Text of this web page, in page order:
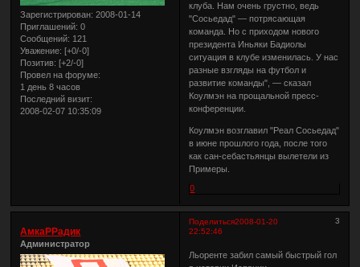
Зарегистрирован: 2008-01-14
Приглашений: 0
Сообщений: 121
Уважение: [+0/-0]
Позитив: [+2/-0]
Провел на форуме:
1 день 8 часов
Последний визит:
2008-02-07 10:35:09
клуба. Нам очень грустно, ведь
"Сосьедад" — потрясающая
команда. Но с приходом нового
президента Иньяки Бадиолы
ситуация в клубе изменилась. У нас
разные взгляды на футбол и
развитие команды", — сказал
Коулмэн на прощальной пресс-
конференции.
Коулмэн возглавил "Реал Сосьедад"
в июне прошлого года, после того
как сан-себастьянцы вылетели из
Примеры.
0
Поделиться 3
2008-01-20
22:52:46
АмкаРРадик
Администратор
Льоренте забил самый быстрый гол